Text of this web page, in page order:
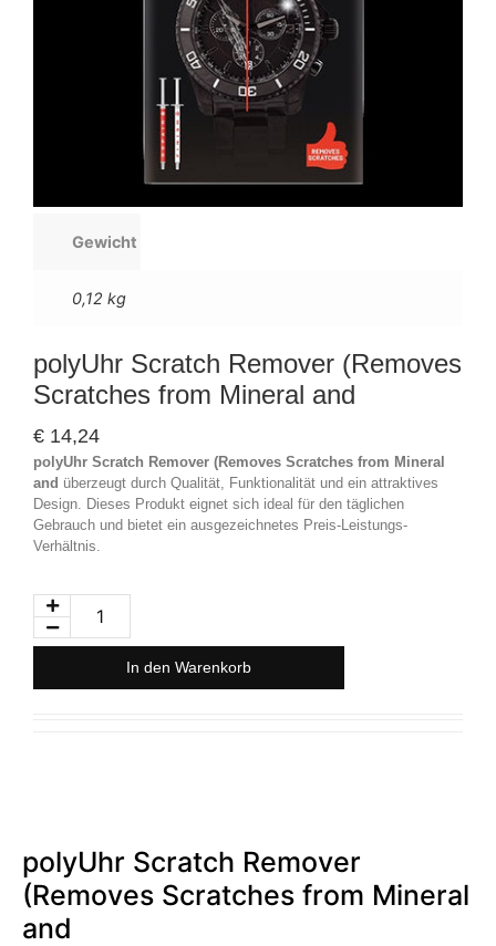
Gewicht
0,12 kg
polyUhr Scratch Remover (Removes
Scratches from Mineral and
€ 14,24
polyUhr Scratch Remover (Removes Scratches from Mineral
and überzeugt durch Qualität, Funktionalität und ein attraktives
Design. Dieses Produkt eignet sich ideal für den täglichen
Gebrauch und bietet ein ausgezeichnetes Preis-Leistungs-
Verhältnis.
In den Warenkorb
polyUhr Scratch Remover
(Removes Scratches from Mineral
and